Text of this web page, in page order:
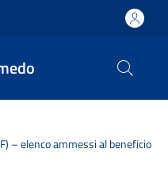
– elenco ammessi al beneficio